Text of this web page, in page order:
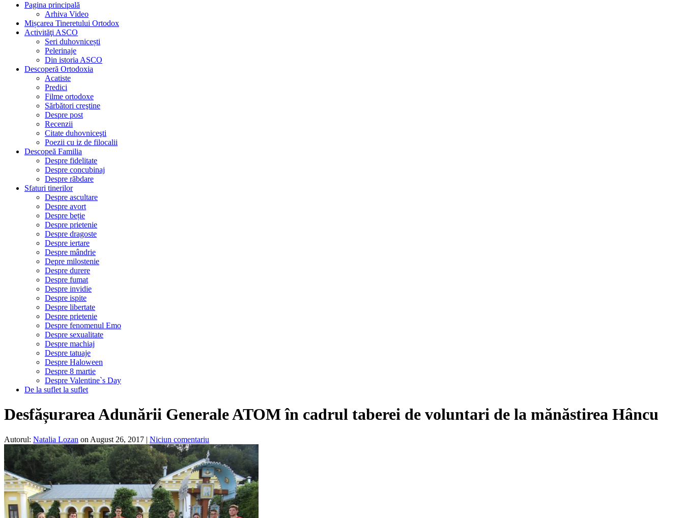
Pagina principală
Arhiva Video
Mișcarea Tineretului Ortodox
Activităţi ASCO
Seri duhovnicești
Pelerinaje
Din istoria ASCO
Descoperă Ortodoxia
Acatiste
Predici
Filme ortodoxe
Sărbători creştine
Despre post
Recenzii
Citate duhovniceşti
Poezii cu iz de filocalii
Descopeă Familia
Despre fidelitate
Despre concubinaj
Despre răbdare
Sfaturi tinerilor
Despre ascultare
Despre avort
Despre beție
Despre prietenie
Despre dragoste
Despre iertare
Despre mândrie
Depre milostenie
Despre durere
Despre fumat
Despre invidie
Despre ispite
Despre libertate
Despre prietenie
Despre fenomenul Emo
Despre sexualitate
Despre machiaj
Despre tatuaje
Despre Haloween
Despre 8 martie
Despre Valentine`s Day
De la suflet la suflet
Desfășurarea Adunării Generale ATOM în cadrul taberei de voluntari de la mănăstirea Hâncu
Autorul: Natalia Lozan on August 26, 2017 | Niciun comentariu